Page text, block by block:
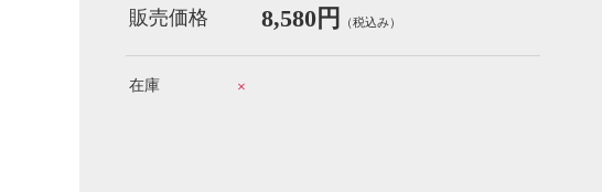
販売価格 8,580円 （税込み）
在庫 ×